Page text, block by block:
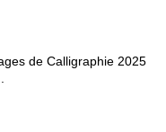
de Calligraphie 2025